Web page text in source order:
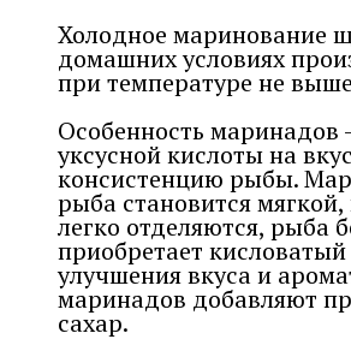
Холодное маринование
домашних условиях
при температуре не
Особенность маринадов
уксусной кислоты на
консистенцию рыбы.
рыба становится мягкой,
легко отделяются, рыба
приобретает кисловатый
улучшения вкуса и
маринадов добавляют
сахар.